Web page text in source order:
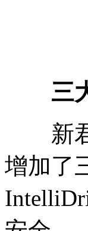
三大
新君
增加了